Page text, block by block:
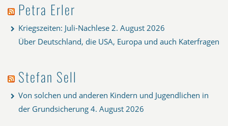
Petra Erler
Kriegszeiten: Juli-Nachlese 2. August 2026
Über Deutschland, die USA, Europa und auch Katerfragen
Stefan Sell
Von solchen und anderen Kindern und Jugendlichen in
der Grundsicherung 4. August 2026